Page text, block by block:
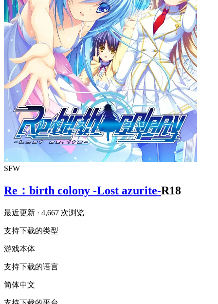
SFW
Re：birth colony -Lost azurite-R18
最近更新 · 4,667 次浏览
支持下载的类型
游戏本体
支持下载的语言
简体中文